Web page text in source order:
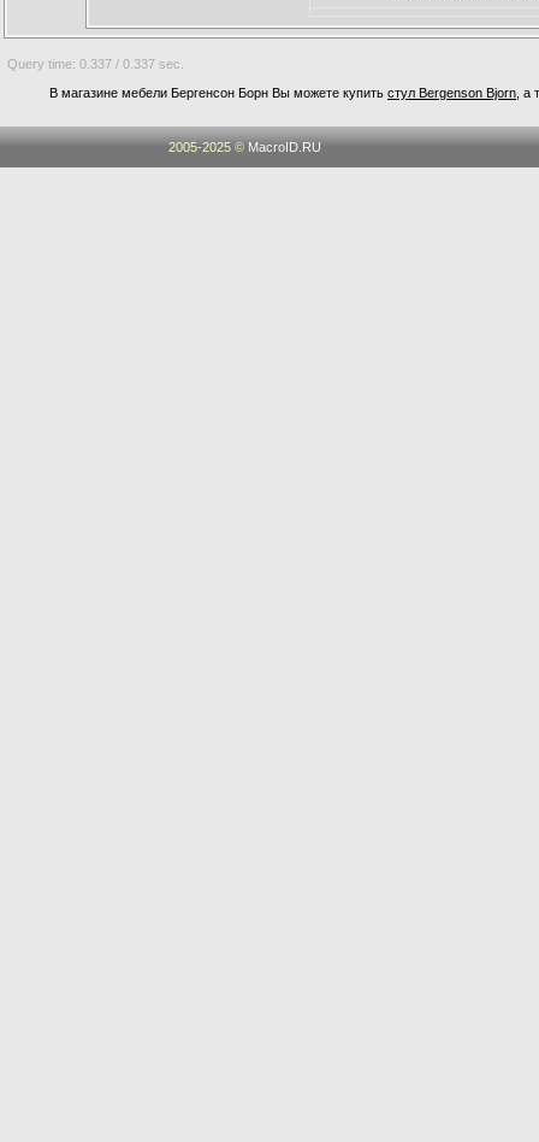
Query time: 0.337 / 0.337 sec.
В магазине мебели Бергенсон Борн Вы можете купить стул Bergenson Bjorn ,
2005-2025 © MacroID.RU